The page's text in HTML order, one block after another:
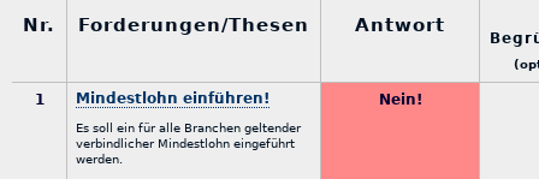
Nr. Forderungen/Thesen Antwort
1 Mindestlohn einführen!
Es soll ein für alle Branchen geltender
verbindlicher Mindestlohn eingeführt
werden.
Nein!